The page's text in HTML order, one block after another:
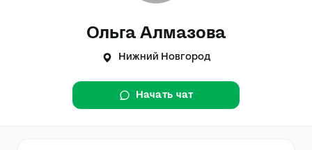
Ольга Алмазова
Нижний Новгород
Начать чат